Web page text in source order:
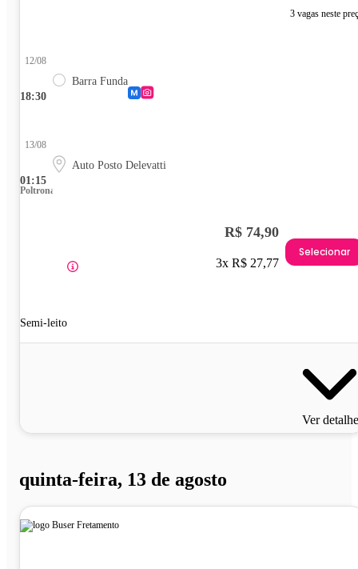
3 vagas neste
18:30
12/08
Barra Funda
01:15
13/08
Auto Posto Delevatti
Poltrona
Semi-leito
R$ 74,90
3x R$ 27,77
Selecionar
Ver
quinta-feira, 13 de agosto